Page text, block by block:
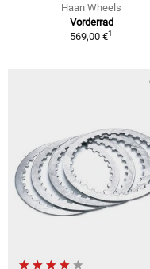
Haan Wheels
Vorderrad
569,00 €1